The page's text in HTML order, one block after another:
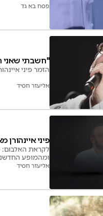
פסח בא גד
"חשבתי שאני
הזמר פיני
אליעזר חסיד
פיני
לקראת האלבום:
ומהמופע
אליעזר חסיד